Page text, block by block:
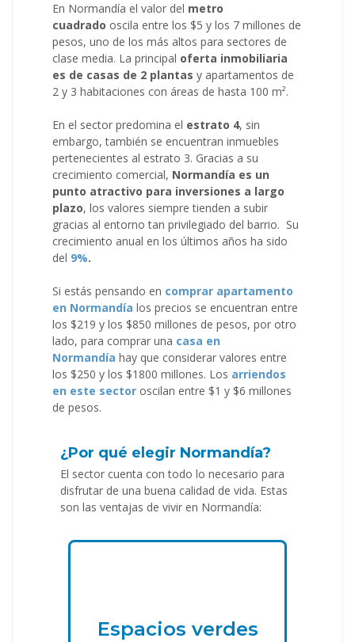
En Normandía el valor del metro
cuadrado oscila entre los $5 y los 7 millones de
pesos, uno de los más altos para sectores de
clase media. La principal oferta inmobiliaria
es de casas de 2 plantas y apartamentos de
2 y 3 habitaciones con áreas de hasta 100 m².
En el sector predomina el estrato 4, sin
embargo, también se encuentran inmuebles
pertenecientes al estrato 3. Gracias a su
crecimiento comercial, Normandía es un
punto atractivo para inversiones a largo
plazo, los valores siempre tienden a subir
gracias al entorno tan privilegiado del barrio. Su
crecimiento anual en los últimos años ha sido
del 9%.
Si estás pensando en comprar apartamento
en Normandía los precios se encuentran entre
los $219 y los $850 millones de pesos, por otro
lado, para comprar una casa en
Normandía hay que considerar valores entre
los $250 y los $1800 millones. Los arriendos
en este sector oscilan entre $1 y $6 millones
de pesos.
¿Por qué elegir Normandía?
El sector cuenta con todo lo necesario para
disfrutar de una buena calidad de vida. Estas
son las ventajas de vivir en Normandía:
Espacios verdes